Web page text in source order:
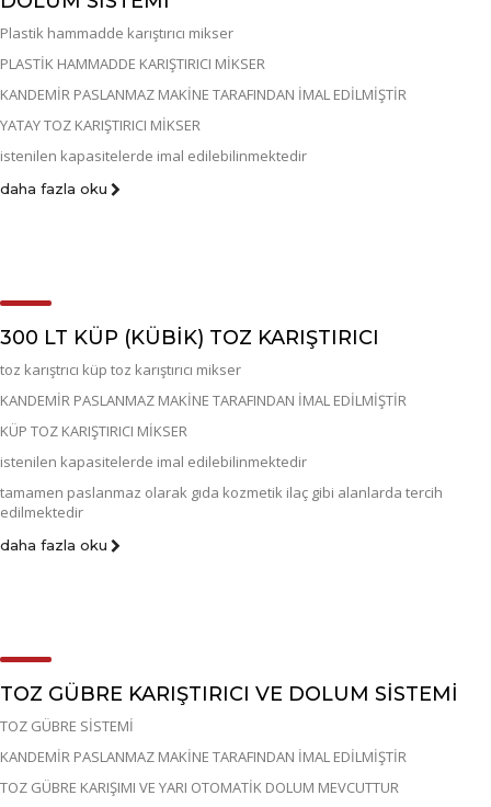
Plastik hammadde karıştırıcı mikser
PLASTİK HAMMADDE KARIŞTIRICI MİKSER
KANDEMİR PASLANMAZ MAKİNE TARAFINDAN İMAL EDİLMİŞTİR
YATAY TOZ KARIŞTIRICI MİKSER
istenilen kapasitelerde imal edilebilinmektedir
daha fazla oku
300 LT KÜP (KÜBIK) TOZ KARIŞTIRICI
toz karıştrıcı küp toz karıştırıcı mikser
KANDEMİR PASLANMAZ MAKİNE TARAFINDAN İMAL EDİLMİŞTİR
KÜP TOZ KARIŞTIRICI MİKSER
istenilen kapasitelerde imal edilebilinmektedir
tamamen paslanmaz olarak gıda kozmetik ilaç gibi alanlarda tercih
edilmektedir
daha fazla oku
TOZ GÜBRE KARIŞTIRICI VE DOLUM SİSTEMİ
TOZ GÜBRE SİSTEMİ
KANDEMİR PASLANMAZ MAKİNE TARAFINDAN İMAL EDİLMİŞTİR
TOZ GÜBRE KARIŞIMI VE YARI OTOMATİK DOLUM MEVCUTTUR